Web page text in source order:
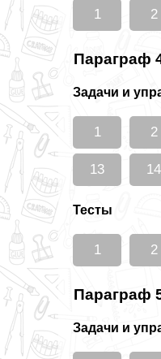
1 2
Параграф
Задачи и
1 2
13 14
Тесты
1 2
Параграф
Задачи и